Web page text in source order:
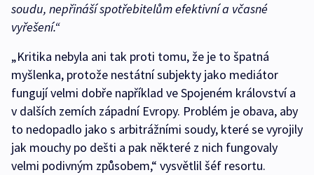
soudu, nepřináší spotřebitelům efektivní a včasné
vyřešení.“
„Kritika nebyla ani tak proti tomu, že je to špatná
myšlenka, protože nestátní subjekty jako mediátor
fungují velmi dobře například ve Spojeném království a
v dalších zemích západní Evropy. Problém je obava, aby
to nedopadlo jako s arbitrážními soudy, které se vyrojily
jak mouchy po dešti a pak některé z nich fungovaly
velmi podivným způsobem,“ vysvětlil šéf resortu.